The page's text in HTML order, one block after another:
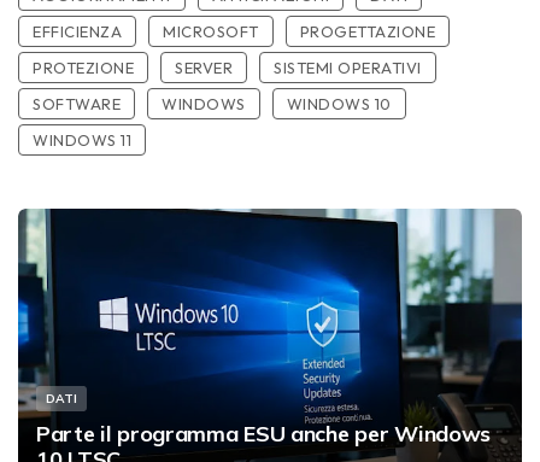
EFFICIENZA
MICROSOFT
PROGETTAZIONE
PROTEZIONE
SERVER
SISTEMI OPERATIVI
SOFTWARE
WINDOWS
WINDOWS 10
WINDOWS 11
DATI
Parte il programma ESU anche per Windows